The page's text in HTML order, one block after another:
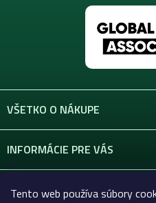
Tento web používa súbory
VŠETKO O NÁKUPE
INFORMÁCIE PRE VÁS
KONTAKT